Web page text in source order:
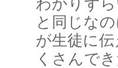
わかりず
と同じな
が生徒に
くさんで